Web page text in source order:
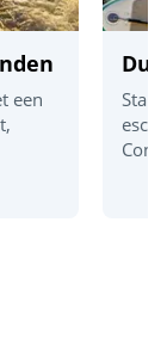
een